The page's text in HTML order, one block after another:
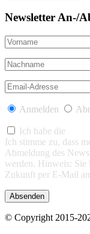
Newsletter An-/
Anmelden
Ich habe die
Ich stimme zu, dass
Abmeldung des
werden. Hinweis:
Zukunft per E-Mail an
© Copyright 2015-